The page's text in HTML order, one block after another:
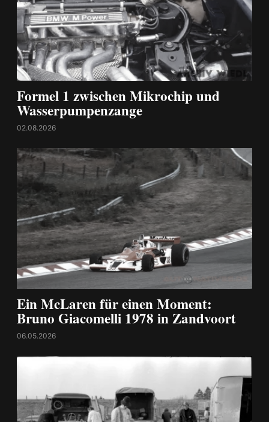
Formel 1 zwischen Mikrochip und
Wasserpumpenzange
02.08.2026
Ein McLaren für einen Moment:
Bruno Giacomelli 1978 in Zandvoort
06.05.2026